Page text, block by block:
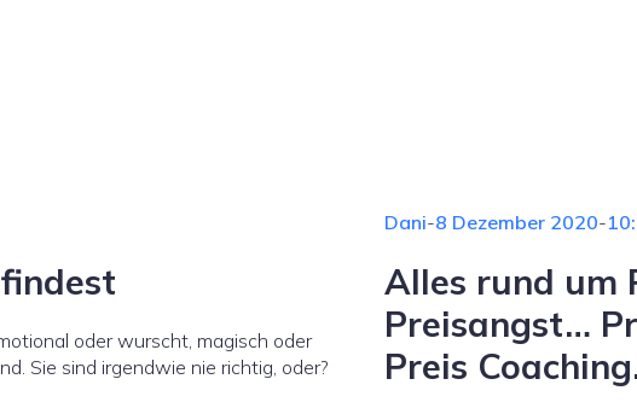
oder wurscht, magisch oder
Sie sind irgendwie nie richtig, oder?
Dani-8 Dezember 2020-
Alles rund um
Preisangst…
Preis